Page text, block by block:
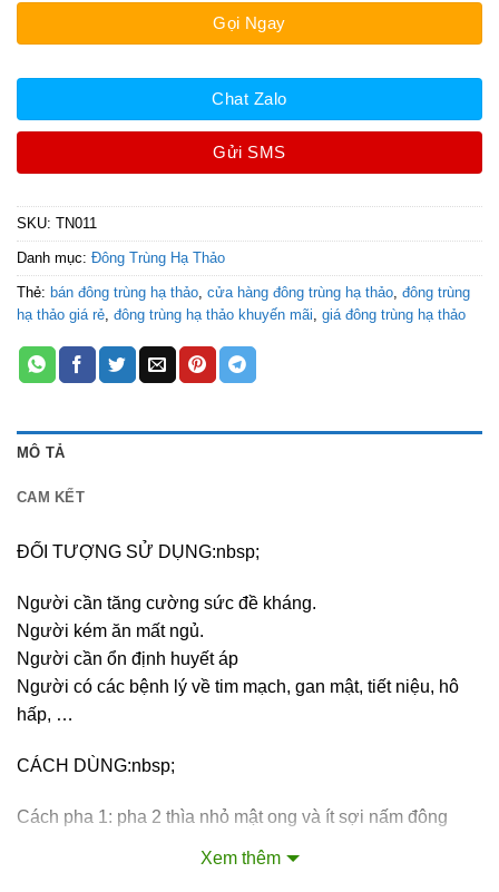
Gọi Ngay
Chat Zalo
Gửi SMS
SKU: TN011
Danh mục: Đông Trùng Hạ Thảo
Thẻ: bán đông trùng hạ thảo, cửa hàng đông trùng hạ thảo, đông trùng
hạ thảo giá rẻ, đông trùng hạ thảo khuyến mãi, giá đông trùng hạ thảo
MÔ TẢ
CAM KẾT
ĐỐI TƯỢNG SỬ DỤNG:nbsp;
Người cần tăng cường sức đề kháng.
Người kém ăn mất ngủ.
Người cần ổn định huyết áp
Người có các bệnh lý về tim mạch, gan mật, tiết niệu, hô
hấp, …
CÁCH DÙNG:nbsp;
Cách pha 1: pha 2 thìa nhỏ mật ong và ít sợi nấm đông
Xem thêm